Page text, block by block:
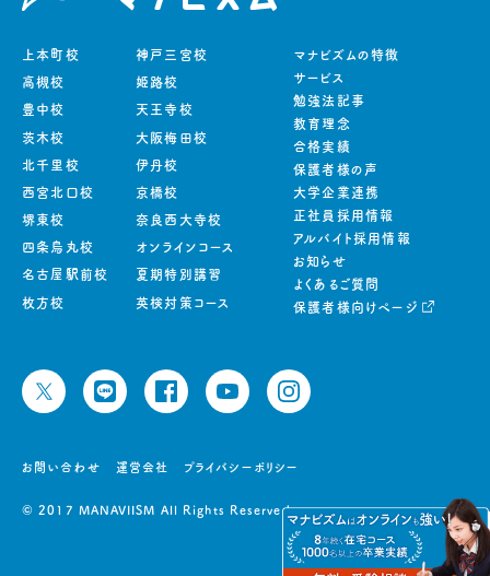
上本町校
高槻校
豊中校
茨木校
北千里校
西宮北口校
堺東校
四条烏丸校
名古屋駅前校
枚方校
神戸三宮校
姫路校
天王寺校
大阪梅田校
伊丹校
京橋校
奈良西大寺校
オンラインコース
夏期特別講習
英検対策コース
マナビズムの特徴
サービス
勉強法記事
教育理念
合格実績
保護者様の声
大学企業連携
正社員採用情報
アルバイト採用情報
お知らせ
よくあるご質問
保護者様向けページ
お問い合わせ 運営会社 プライバシーポリシー
© 2017 MANAVIISM All Rights Reserved.